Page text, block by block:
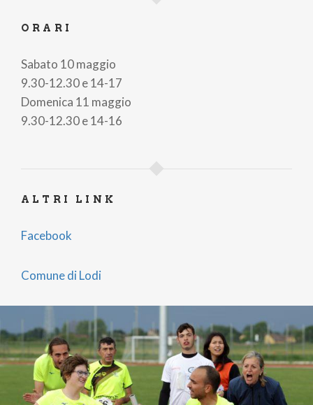
ORARI
Sabato 10 maggio
9.30-12.30 e 14-17
Domenica 11 maggio
9.30-12.30 e 14-16
ALTRI LINK
Facebook
Comune di Lodi